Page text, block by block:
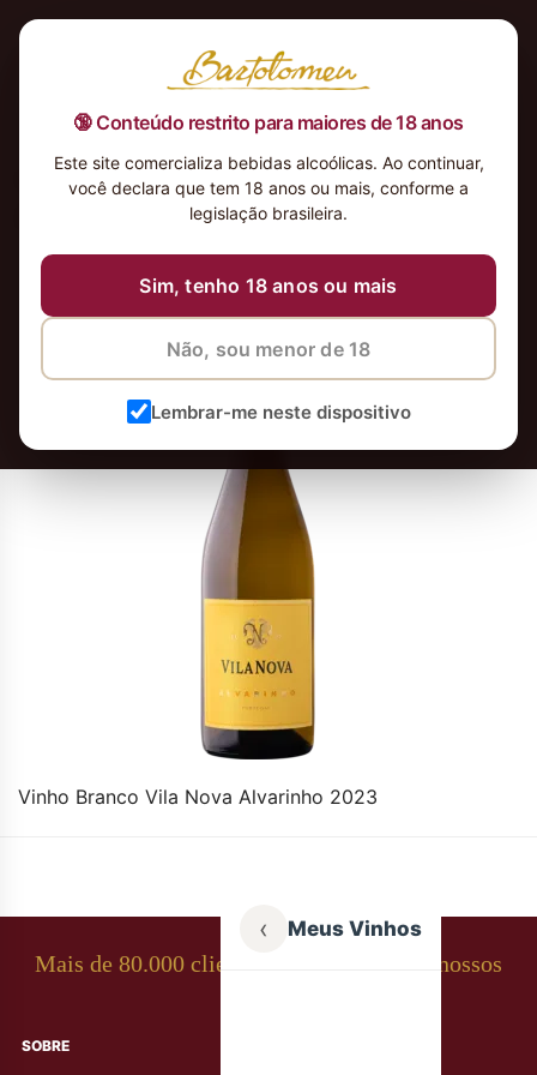
🔞 Conteúdo restrito para maiores de 18 anos
Este site comercializa bebidas alcoólicas. Ao continuar,
você declara que tem 18 anos ou mais, conforme a
legislação brasileira.
Sim, tenho 18 anos ou mais
Não, sou menor de 18
Lembrar-me neste dispositivo
Vinho Branco Vila Nova Alvarinho
23 de agosto de 2024
Vinho Branco Vila Nova Alvarinho 2023
‹ Meus Vinhos
Mais de 80.000 clientes apaixonados por nossos
SOBRE